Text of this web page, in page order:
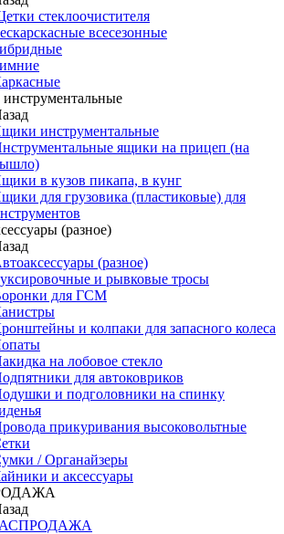
стеклоочистителя
всесезонные
инструментальные
ящики на прицеп (на
в кузов пикапа, в кунг
для грузовика (пластиковые) для
(разное)
(разное)
и рывковые тросы
для ГСМ
и колпаки для запасного колеса
на лобовое стекло
для автоковриков
и подголовники на спинку
прикуривания высоковольтные
/ Органайзеры
и аксессуары